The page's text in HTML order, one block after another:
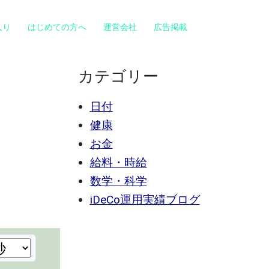
はじめての方へ 運営会社 広告掲載
カテゴリー
日付
健康
お金
給料・時給
数学・科学
iDeCo運用実績ブログ